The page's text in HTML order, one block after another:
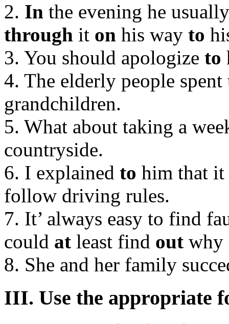
2. In the evening he
through it on his way to
3. You should apologize to
4. The elderly people
grandchildren.
5. What about taking a
countryside.
6. I explained to him that
follow driving rules.
7. It’ always easy to find
could at least find out why
8. She and her family
III. Use the appropriate